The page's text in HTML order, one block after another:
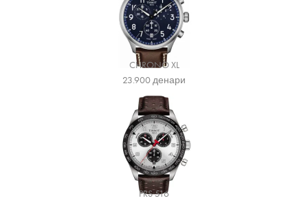
CHRONO XL
23.900денари
PRS 516